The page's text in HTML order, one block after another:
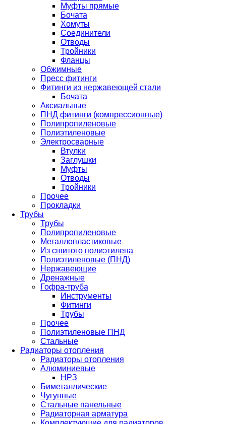
Муфты прямые
Бочата
Хомуты
Соединители
Отводы
Тройники
Фланцы
Обжимные
Пресс фитинги
Фитинги из нержавеющей стали
Бочата
Аксиальные
ПНД фитинги (компрессионные)
Полипропиленовые
Полиэтиленовые
Электросварные
Втулки
Заглушки
Муфты
Отводы
Тройники
Прочее
Прокладки
Трубы
Трубы
Полипропиленовые
Металлопластиковые
Из сшитого полиэтилена
Полиэтиленовые (ПНД)
Нержавеющие
Дренажные
Гофра-труба
Инструменты
Фитинги
Трубы
Прочее
Полиэтиленовые ПНД
Стальные
Радиаторы отопления
Радиаторы отопления
Алюминиевые
НРЗ
Биметаллические
Чугунные
Стальные панельные
Радиаторная арматура